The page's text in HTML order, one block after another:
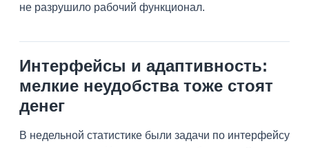
не разрушило рабочий функционал.
Интерфейсы и адаптивность:
мелкие неудобства тоже стоят
денег
В недельной статистике были задачи по интерфейсу